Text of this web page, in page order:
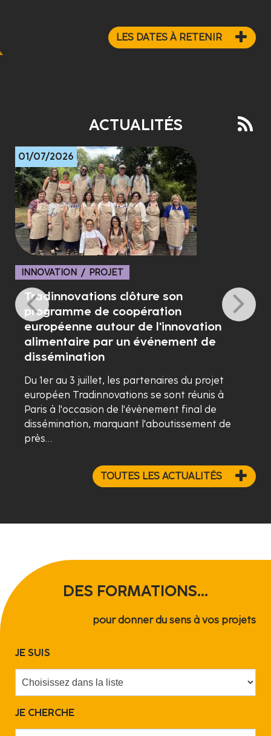
LES DATES À RETENIR
ACTUALITÉS
01/07/2026
INNOVATION / PROJET
Tradinnovations clôture son
programme de coopération
européenne autour de l'innovation
alimentaire par un événement de
dissémination
Du 1er au 3 juillet, les partenaires du projet
européen Tradinnovations se sont réunis à
Paris à l'occasion de l'évènement final de
dissémination, marquant l'aboutissement de
près…
TOUTES LES ACTUALITÉS
DES FORMATIONS...
pour donner du sens à vos projets
JE SUIS
JE CHERCHE